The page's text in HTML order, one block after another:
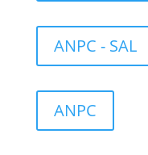
ANPC - SAL
ANPC